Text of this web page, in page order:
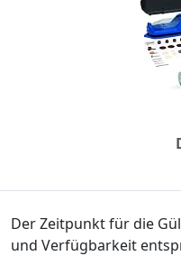
Der Zeitpunkt für die
und Verfügbarkeit